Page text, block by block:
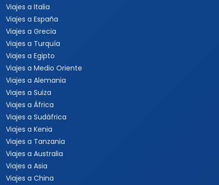
Viajes a Italia
Viajes a España
Viajes a Grecia
Viajes a Turquía
Viajes a Egipto
Viajes a Medio Oriente
Viajes a Alemania
Viajes a Suiza
Viajes a África
Viajes a Sudáfrica
Viajes a Kenia
Viajes a Tanzania
Viajes a Australia
Viajes a Asia
Viajes a China